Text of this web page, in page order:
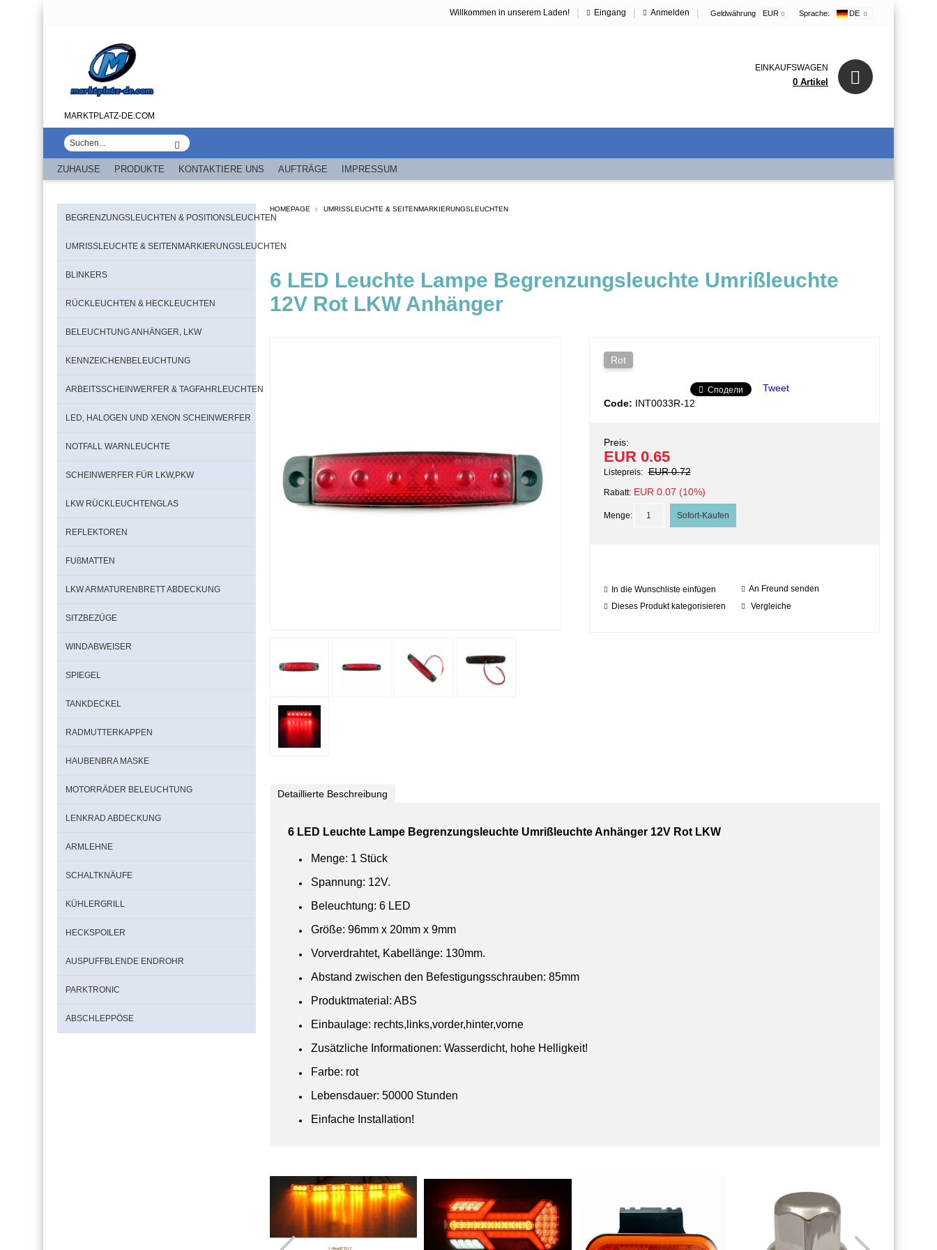
Willkommen in unserem Laden! | Eingang | Anmelden | Geldwährung EUR Sprache: DE
MARKTPLATZ-DE.COM
EINKAUFSWAGEN
0 Artikel
ZUHAUSE PRODUKTE KONTAKTIERE UNS AUFTRÄGE IMPRESSUM
BEGRENZUNGSLEUCHTEN & POSITIONSLEUCHTEN
UMRISSLEUCHTE & SEITENMARKIERUNGSLEUCHTEN
BLINKERS
RÜCKLEUCHTEN & HECKLEUCHTEN
BELEUCHTUNG ANHÄNGER, LKW
KENNZEICHENBELEUCHTUNG
ARBEITSSCHEINWERFER & TAGFAHRLEUCHTEN
LED, HALOGEN UND XENON SCHEINWERFER
NOTFALL WARNLEUCHTE
SCHEINWERFER FÜR LKW,PKW
LKW RÜCKLEUCHTENGLAS
REFLEKTOREN
FUßMATTEN
LKW ARMATURENBRETT ABDECKUNG
SITZBEZÜGE
WINDABWEISER
SPIEGEL
TANKDECKEL
RADMUTTERKAPPEN
HAUBENBRA MASKE
MOTORRÄDER BELEUCHTUNG
LENKRAD ABDECKUNG
ARMLEHNE
SCHALTKNÄUFE
KÜHLERGRILL
HECKSPOILER
AUSPUFFBLENDE ENDROHR
PARKTRONIC
ABSCHLEPPÖSE
HOMEPAGE UMRISSLEUCHTE & SEITENMARKIERUNGSLEUCHTEN
6 LED Leuchte Lampe Begrenzungsleuchte Umrißleuchte
12V Rot LKW Anhänger
Rot
Сподели
Tweet
Code: INT0033R-12
Preis:
EUR 0.65
Listepreis: EUR 0.72
Rabatt: EUR 0.07 (10%)
Menge:
In die Wunschliste einfügen
An Freund senden
Dieses Produkt kategorisieren
Vergleiche
Detaillierte Beschreibung
6 LED Leuchte Lampe Begrenzungsleuchte Umrißleuchte Anhänger 12V Rot LKW
Menge: 1 Stück
Spannung: 12V.
Beleuchtung: 6 LED
Größe: 96mm x 20mm x 9mm
Vorverdrahtet, Kabellänge: 130mm.
Abstand zwischen den Befestigungsschrauben: 85mm
Produktmaterial: ABS
Einbaulage: rechts,links,vorder,hinter,vorne
Zusätzliche Informationen: Wasserdicht, hohe Helligkeit!
Farbe: rot
Lebensdauer: 50000 Stunden
Einfache Installation!